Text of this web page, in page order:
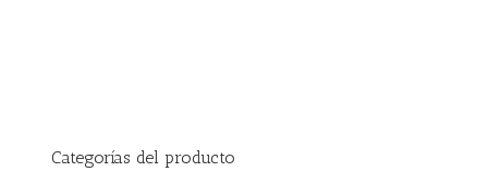
Categorías del producto